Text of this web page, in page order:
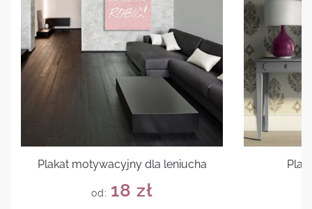
Plakat motywacyjny dla leniucha
od: 18 zł